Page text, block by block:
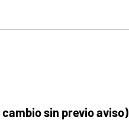
sin previo aviso)